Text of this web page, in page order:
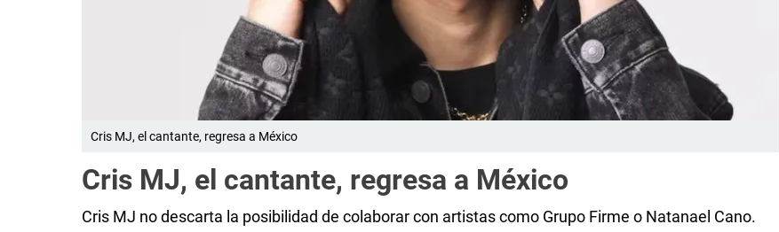
Cris MJ, el cantante, regresa a México
Cris MJ, el cantante, regresa a México
Cris MJ no descarta la posibilidad de colaborar con artistas como Grupo Firme o Natanael Cano.